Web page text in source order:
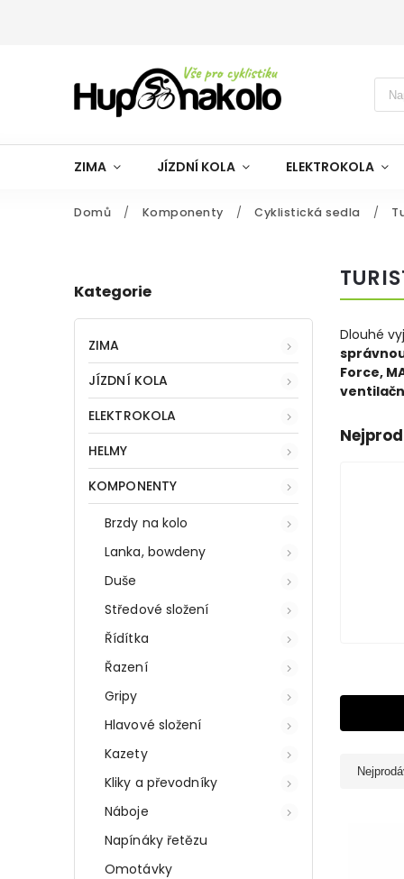
ZIMA JÍZDNÍ KOLA ELEKTROKOLA
Domů / Komponenty / Cyklistická sedla /
Kategorie
ZIMA
JÍZDNÍ KOLA
ELEKTROKOLA
HELMY
KOMPONENTY
Brzdy na kolo
Lanka, bowdeny
Duše
Středové složení
Řídítka
Řazení
Gripy
Hlavové složení
Kazety
Kliky a převodníky
Náboje
Napínáky řetězu
Omotávky
Dlouhé
Force,